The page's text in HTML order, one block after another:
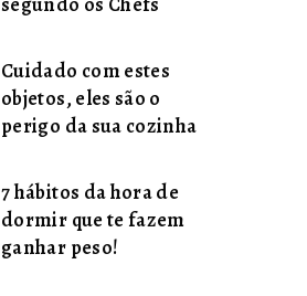
Cuidado com estes
objetos, eles são o
perigo da sua cozinha
7 hábitos da hora de
dormir que te fazem
ganhar peso!